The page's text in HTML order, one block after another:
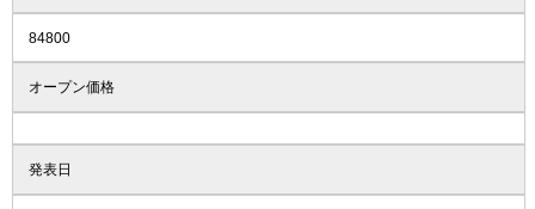
84800
オープン価格
発表日